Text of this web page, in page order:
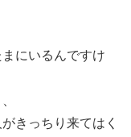
にいるんですけ
きっちり来てはく